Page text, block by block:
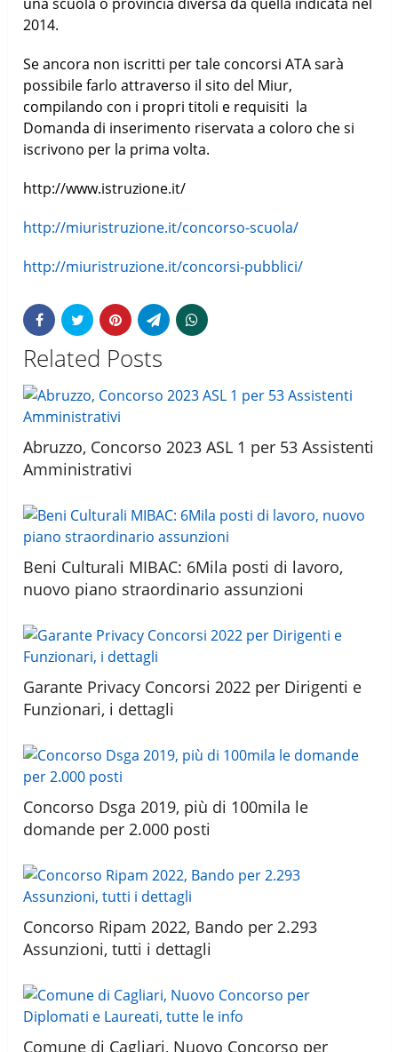
2014.
Se ancora non iscritti per tale concorsi ATA sarà
possibile farlo attraverso il sito del Miur,
compilando con i propri titoli e requisiti la
Domanda di inserimento riservata a coloro che si
iscrivono per la prima volta.
http://www.istruzione.it/
http://miuristruzione.it/concorso-scuola/
http://miuristruzione.it/concorsi-pubblici/
Related Posts
Abruzzo, Concorso 2023 ASL 1 per 53 Assistenti
Amministrativi
Beni Culturali MIBAC: 6Mila posti di lavoro,
nuovo piano straordinario assunzioni
Garante Privacy Concorsi 2022 per Dirigenti e
Funzionari, i dettagli
Concorso Dsga 2019, più di 100mila le
domande per 2.000 posti
Concorso Ripam 2022, Bando per 2.293
Assunzioni, tutti i dettagli
Comune di Cagliari, Nuovo Concorso per